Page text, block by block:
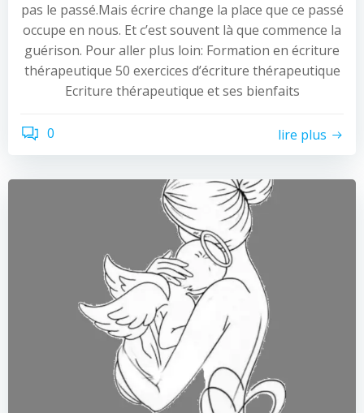
pas le passé.Mais écrire change la place que ce passé
occupe en nous. Et c’est souvent là que commence la
guérison. Pour aller plus loin: Formation en écriture
thérapeutique 50 exercices d’écriture thérapeutique
Ecriture thérapeutique et ses bienfaits
0 lire plus